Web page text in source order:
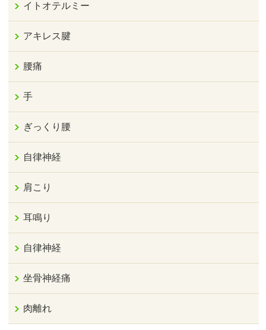
イトオテルミー
アキレス腱
腰痛
手
ぎっくり腰
自律神経
肩こり
耳鳴り
自律神経
坐骨神経痛
肉離れ